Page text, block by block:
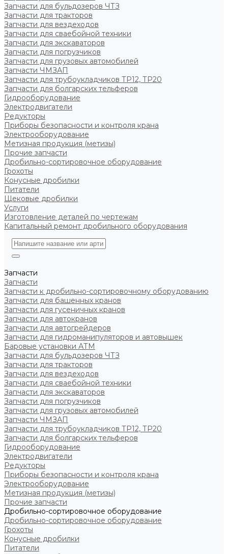
Запчасти для бульдозеров ЧТЗ
Запчасти для тракторов
Запчасти для вездеходов
Запчасти для сваебойной техники
Запчасти для экскаваторов
Запчасти для погрузчиков
Запчасти для грузовых автомобилей
Запчасти ЧМЗАП
Запчасти для трубоукладчиков ТР12, ТР20
Запчасти для болгарских тельферов
Гидрооборудование
Электродвигатели
Редукторы
Приборы безопасности и контроля крана
Электрооборудование
Метизная продукция (метизы)
Прочие запчасти
Дробильно-сортировочное оборудование
Грохоты
Конусные дробилки
Питатели
Щековые дробилки
Услуги
Изготовление деталей по чертежам
Капитальный ремонт дробильного оборудования
Запчасти
Запчасти
Запчасти к дробильно-сортировочному оборудованию
Запчасти для башенных кранов
Запчасти для гусеничных кранов
Запчасти для автокранов
Запчасти для автогрейдеров
Запчасти для гидроманипуляторов и автовышек
Баровые установки АТМ
Запчасти для бульдозеров ЧТЗ
Запчасти для тракторов
Запчасти для вездеходов
Запчасти для сваебойной техники
Запчасти для экскаваторов
Запчасти для погрузчиков
Запчасти для грузовых автомобилей
Запчасти ЧМЗАП
Запчасти для трубоукладчиков ТР12, ТР20
Запчасти для болгарских тельферов
Гидрооборудование
Электродвигатели
Редукторы
Приборы безопасности и контроля крана
Электрооборудование
Метизная продукция (метизы)
Прочие запчасти
Дробильно-сортировочное оборудование
Дробильно-сортировочное оборудование
Грохоты
Конусные дробилки
Питатели